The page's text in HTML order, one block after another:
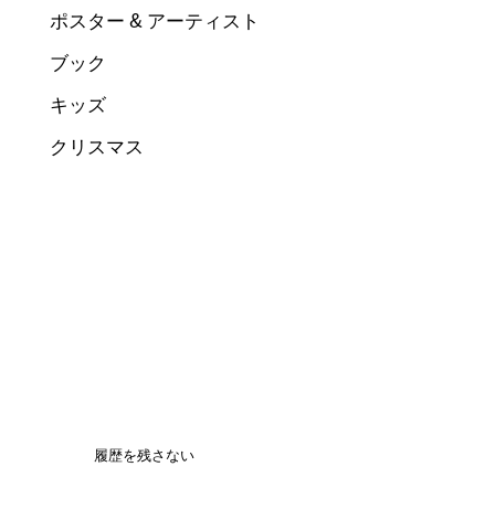
ポスター & アーティスト
ブック
キッズ
クリスマス
履歴を残さない